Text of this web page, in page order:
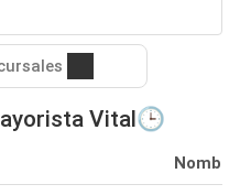
Vital🕒
Nombre